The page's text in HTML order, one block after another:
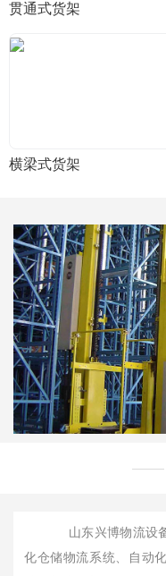
贯通式货架
横梁式货架
山东兴博物流设
化仓储物流系统、自动